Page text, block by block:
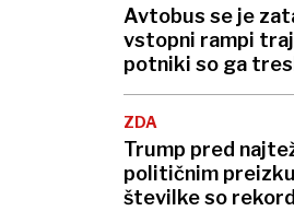
Avtobus se je
vstopni rampi
potniki so ga
potiskali
ZDA
Trump pred
političnim
številke so